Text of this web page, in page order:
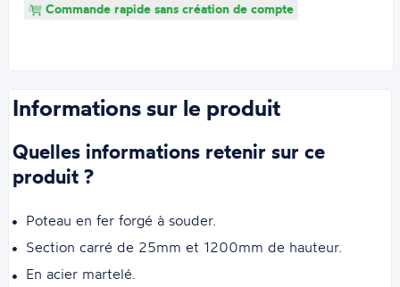
Commande rapide sans création de compte
Informations sur le produit
Quelles informations retenir sur ce
produit ?
Poteau en fer forgé à souder.
Section carré de 25mm et 1200mm de hauteur.
En acier martelé.